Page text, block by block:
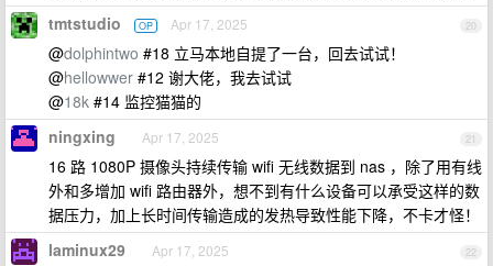
20
tmtstudio OP Apr 17, 2025
@dolphintwo #18 立马本地自提了一台，回去试试！
@hellowwer #12 谢大佬，我去试试
@18k #14 监控猫猫的
21
ningxing Apr 17, 2025
16 路 1080P 摄像头持续传输 wifi 无线数据到 nas ，除了用有线
外和多增加 wifi 路由器外，想不到有什么设备可以承受这样的数
据压力，加上长时间传输造成的发热导致性能下降，不卡才怪！
22
laminux29 Apr 17, 2025